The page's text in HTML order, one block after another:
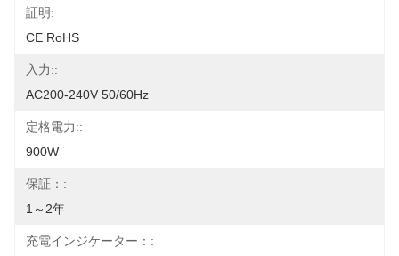
証明:
CE RoHS
入力::
AC200-240V 50/60Hz
定格電力::
900W
保証：:
1～2年
充電インジケーター：: